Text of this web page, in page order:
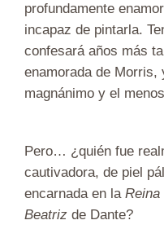
profundamente
incapaz de pintarla.
confesará años más
enamorada de Morris,
magnánimo y el
Pero… ¿quién fue
cautivadora, de piel
encarnada en la Reina
Beatriz de Dante?